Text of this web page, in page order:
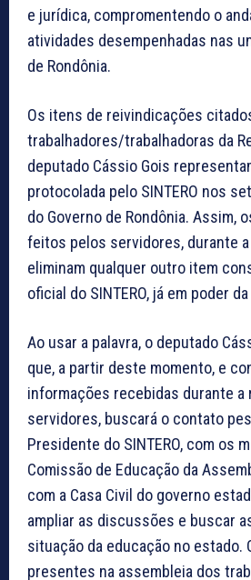
e jurídica, compromentendo o
atividades desempenhadas nas
de Rondônia.
Os itens de reivindicações
trabalhadores/trabalhadoras da
deputado Cássio Gois
protocolada pelo SINTERO nos
do Governo de Rondônia. Assim,
feitos pelos servidores, durante a
eliminam qualquer outro item
oficial do SINTERO, já em poder da
Ao usar a palavra, o deputado
que, a partir deste momento, e
informações recebidas durante a
servidores, buscará o contato
Presidente do SINTERO, com os
Comissão de Educação da
com a Casa Civil do governo
ampliar as discussões e buscar
situação da educação no estado.
presentes na assembleia dos